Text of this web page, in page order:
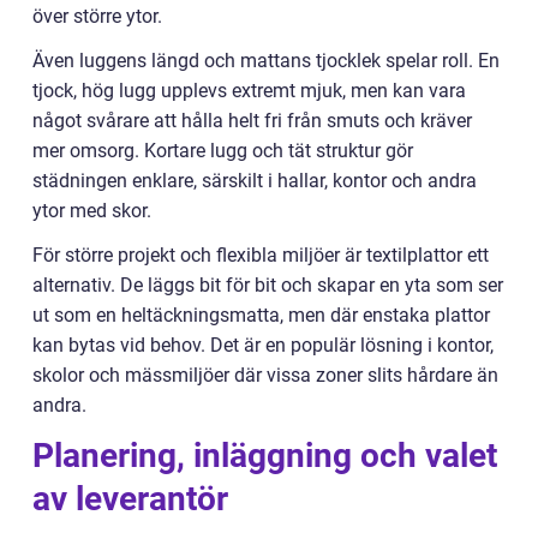
över större ytor.
Även luggens längd och mattans tjocklek spelar roll. En
tjock, hög lugg upplevs extremt mjuk, men kan vara
något svårare att hålla helt fri från smuts och kräver
mer omsorg. Kortare lugg och tät struktur gör
städningen enklare, särskilt i hallar, kontor och andra
ytor med skor.
För större projekt och flexibla miljöer är textilplattor ett
alternativ. De läggs bit för bit och skapar en yta som ser
ut som en heltäckningsmatta, men där enstaka plattor
kan bytas vid behov. Det är en populär lösning i kontor,
skolor och mässmiljöer där vissa zoner slits hårdare än
andra.
Planering, inläggning och valet
av leverantör